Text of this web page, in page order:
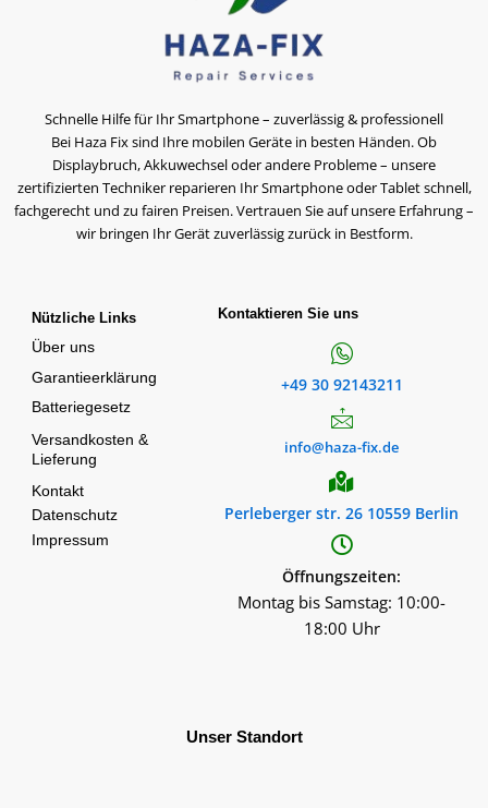
Schnelle Hilfe für Ihr Smartphone – zuverlässig & professionell
Bei Haza Fix sind Ihre mobilen Geräte in besten Händen. Ob
Displaybruch, Akkuwechsel oder andere Probleme – unsere
zertifizierten Techniker reparieren Ihr Smartphone oder Tablet schnell,
fachgerecht und zu fairen Preisen. Vertrauen Sie auf unsere Erfahrung –
wir bringen Ihr Gerät zuverlässig zurück in Bestform.
Nützliche Links
Über uns
Garantieerklärung
Batteriegesetz
Versandkosten &
Lieferung
Kontakt
Datenschutz
Impressum
Kontaktieren Sie uns
+49 30 92143211
info@haza-fix.de
Perleberger str. 26 10559 Berlin
Öffnungszeiten:
Montag bis Samstag: 10:00-
18:00 Uhr
Unser Standort